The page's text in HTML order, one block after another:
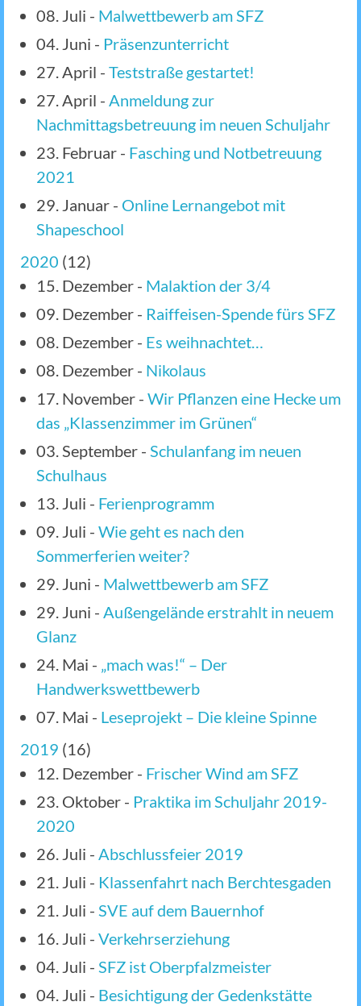
08. Juli - Malwettbewerb am SFZ
04. Juni - Präsenzunterricht
27. April - Teststraße gestartet!
27. April - Anmeldung zur
Nachmittagsbetreuung im neuen Schuljahr
23. Februar - Fasching und Notbetreuung
2021
29. Januar - Online Lernangebot mit
Shapeschool
2020 (12)
15. Dezember - Malaktion der 3/4
09. Dezember - Raiffeisen-Spende fürs SFZ
08. Dezember - Es weihnachtet…
08. Dezember - Nikolaus
17. November - Wir Pflanzen eine Hecke um
das „Klassenzimmer im Grünen“
03. September - Schulanfang im neuen
Schulhaus
13. Juli - Ferienprogramm
09. Juli - Wie geht es nach den
Sommerferien weiter?
29. Juni - Malwettbewerb am SFZ
29. Juni - Außengelände erstrahlt in neuem
Glanz
24. Mai - „mach was!“ – Der
Handwerkswettbewerb
07. Mai - Leseprojekt – Die kleine Spinne
2019 (16)
12. Dezember - Frischer Wind am SFZ
23. Oktober - Praktika im Schuljahr 2019-
2020
26. Juli - Abschlussfeier 2019
21. Juli - Klassenfahrt nach Berchtesgaden
21. Juli - SVE auf dem Bauernhof
16. Juli - Verkehrserziehung
04. Juli - SFZ ist Oberpfalzmeister
04. Juli - Besichtigung der Gedenkstätte